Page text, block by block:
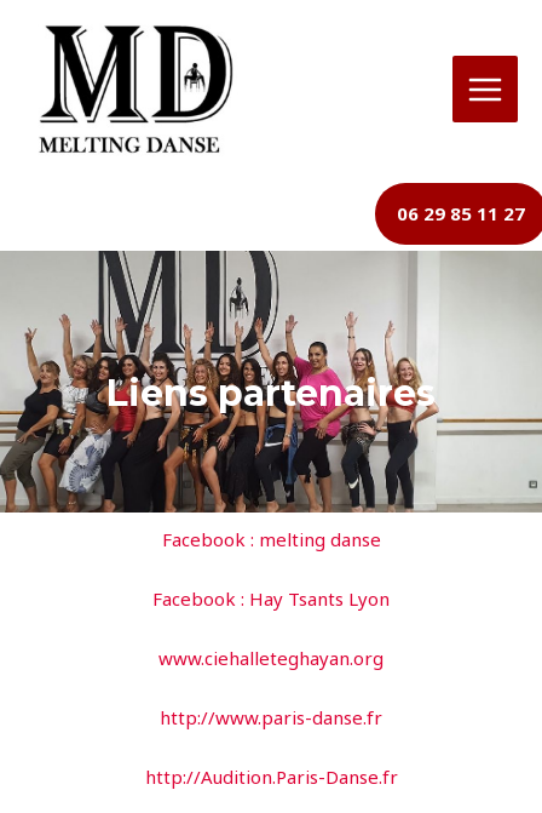
06 29 85 11 27
Liens partenaires
Facebook : melting danse
Facebook : Hay Tsants Lyon
www.ciehalleteghayan.org
http://www.paris-danse.fr
http://Audition.Paris-Danse.fr